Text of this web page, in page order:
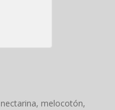
melocotón,